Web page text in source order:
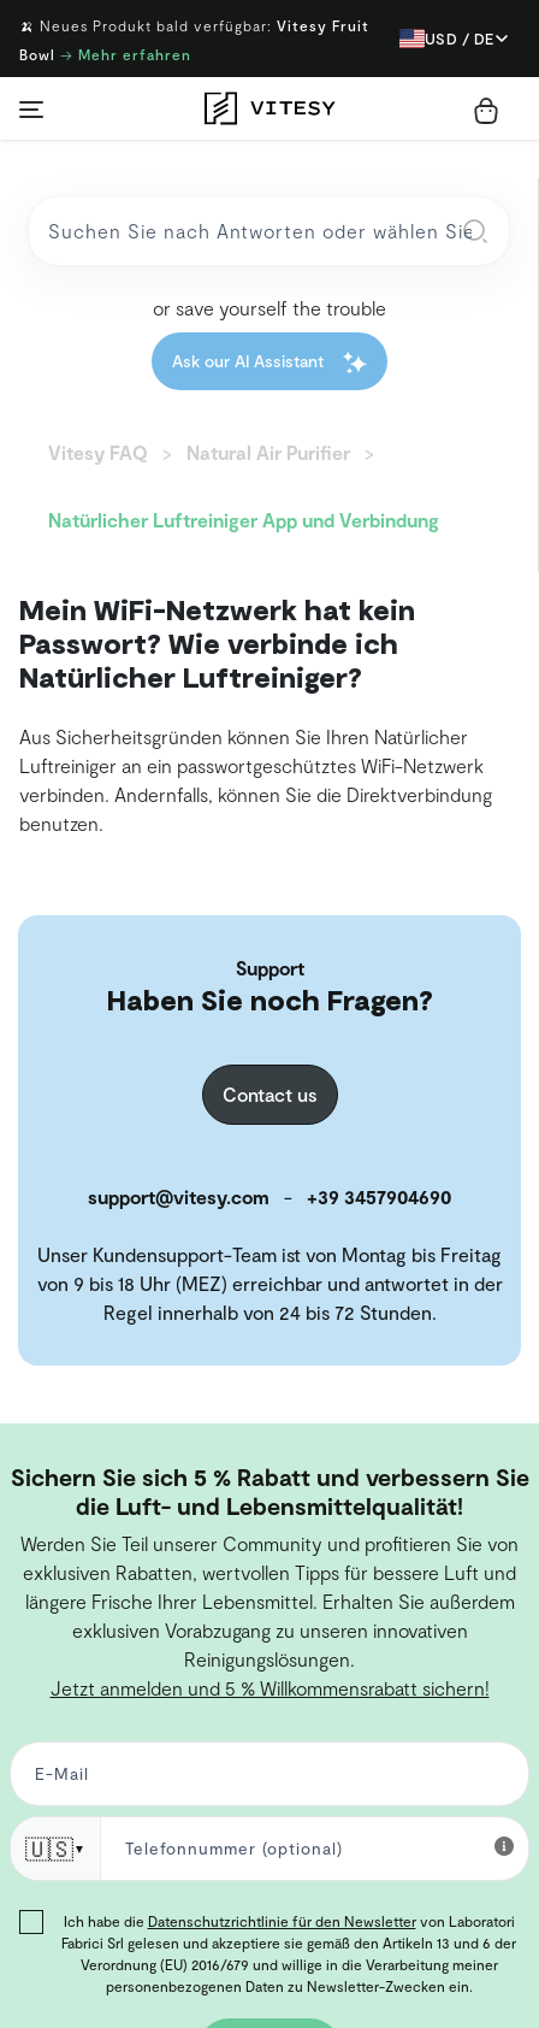
🍌 Neues Produkt bald verfügbar: Vitesy Fruit
Bowl → Mehr erfahren
USD / DE
or save yourself the trouble
Ask our AI Assistant
Vitesy FAQ Natural Air Purifier
Natürlicher Luftreiniger App und Verbindung
Mein WiFi-Netzwerk hat kein
Passwort? Wie verbinde ich
Natürlicher Luftreiniger?
Aus Sicherheitsgründen können Sie Ihren Natürlicher
Luftreiniger an ein passwortgeschütztes WiFi-Netzwerk
verbinden. Andernfalls, können Sie die Direktverbindung
benutzen.
Support
Haben Sie noch Fragen?
Contact us
support@vitesy.com - +39 3457904690
Unser Kundensupport-Team ist von Montag bis Freitag
von 9 bis 18 Uhr (MEZ) erreichbar und antwortet in der
Regel innerhalb von 24 bis 72 Stunden.
Sichern Sie sich 5 % Rabatt und verbessern Sie
die Luft- und Lebensmittelqualität!
Werden Sie Teil unserer Community und profitieren Sie von
exklusiven Rabatten, wertvollen Tipps für bessere Luft und
längere Frische Ihrer Lebensmittel. Erhalten Sie außerdem
exklusiven Vorabzugang zu unseren innovativen
Reinigungslösungen.
Jetzt anmelden und 5 % Willkommensrabatt sichern!
🇺🇸▼
Ich habe die Datenschutzrichtlinie für den Newslettervon Laboratori
Fabrici Srl gelesen und akzeptiere sie gemäß den Artikeln 13 und 6 der
Verordnung (EU) 2016/679 und willige in die Verarbeitung meiner
personenbezogenen Daten zu Newsletter-Zwecken ein.